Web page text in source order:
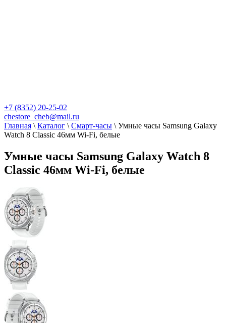
+7 (8352) 20-25-02
chestore_cheb@mail.ru
Главная \ Каталог \ Смарт-часы \ Умные часы Samsung Galaxy
Watch 8 Classic 46мм Wi-Fi, белые
Умные часы Samsung Galaxy Watch 8
Classic 46мм Wi-Fi, белые